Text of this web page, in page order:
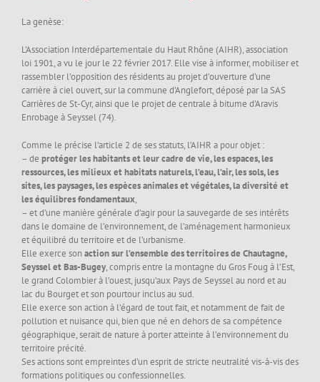
La genèse:
L’Association Interdépartementale du Haut Rhône (AIHR), association
loi 1901, a vu le jour le 22 février 2017. Elle vise à informer, mobiliser et
rassembler l’opposition des résidents au projet d’ouverture d’une
carrière à ciel ouvert, sur la commune d’Anglefort, déposé par la SAS
Carrières de St-Cyr, ainsi que le projet de centrale à bitume d’Aravis
Enrobage à Seyssel (74).
Comme le précise l’article 2 de ses statuts, l’AIHR a pour objet :
– de protéger les habitants et leur cadre de vie, les espaces, les
ressources, les milieux et habitats naturels, l’eau, l’air, les sols, les
sites, les paysages, les espèces animales et végétales, la diversité et
les équilibres fondamentaux,
– et d’une manière générale d’agir pour la sauvegarde de ses intérêts
dans le domaine de l’environnement, de l’aménagement harmonieux
et équilibré du territoire et de l’urbanisme.
Elle exerce sonaction sur l’ensemble des territoires de Chautagne,
Seyssel et Bas-Bugey, compris entre la montagne du Gros Foug à l’Est,
le grand Colombier à l’ouest, jusqu’aux Pays de Seyssel au nord et au
lac du Bourget et son pourtour inclus au sud.
Elle exerce son action à l’égard de tout fait, et notamment de fait de
pollution et nuisance qui, bien que né en dehors de sa compétence
géographique, serait de nature à porter atteinte à l’environnement du
territoire précité.
Ses actions sont empreintes d’un esprit de stricte neutralité vis-à-vis des
formations politiques ou confessionnelles.